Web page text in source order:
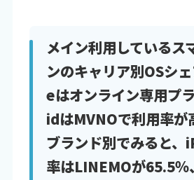
メイン利用しているス
ンのキャリア別OSシ
eはオンライン専用プ
idはMVNOで利用率が
ブランド別でみると
率はLINEMOが65.5